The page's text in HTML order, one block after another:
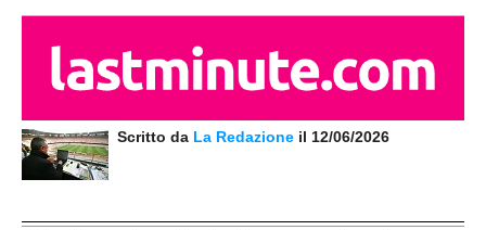
Scritto da La Redazione il 12/06/2026